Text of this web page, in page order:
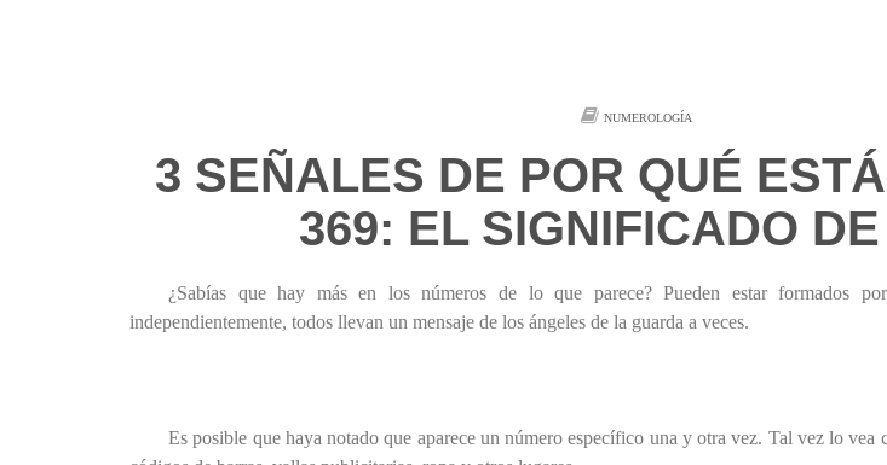
NUMEROLOGÍA
3 SEÑALES DE POR QUÉ
369: EL SIGNIFICADO
¿Sabías que hay más en los números de lo que parece? Pueden estar formados
independientemente, todos llevan un mensaje de los ángeles de la guarda a veces.
Es posible que haya notado que aparece un número específico una y otra vez. Tal vez lo vea